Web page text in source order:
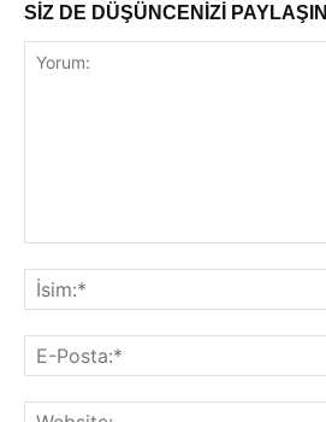
SİZ DE DÜŞÜNCENİZİ PAYLAŞIN